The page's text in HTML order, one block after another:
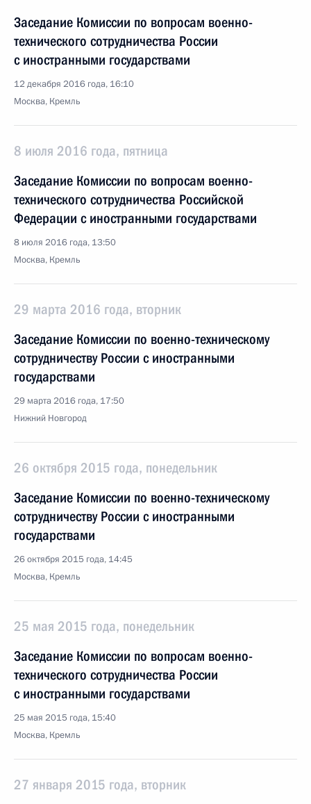
Заседание Комиссии по вопросам военно-
технического сотрудничества России
с иностранными государствами
12 декабря 2016 года, 16:10
Москва, Кремль
8 июля 2016 года, пятница
Заседание Комиссии по вопросам военно-
технического сотрудничества Российской
Федерации с иностранными государствами
8 июля 2016 года, 13:50
Москва, Кремль
29 марта 2016 года, вторник
Заседание Комиссии по военно-техническому
сотрудничеству России с иностранными
государствами
29 марта 2016 года, 17:50
Нижний Новгород
26 октября 2015 года, понедельник
Заседание Комиссии по военно-техническому
сотрудничеству России с иностранными
государствами
26 октября 2015 года, 14:45
Москва, Кремль
25 мая 2015 года, понедельник
Заседание Комиссии по вопросам военно-
технического сотрудничества России
с иностранными государствами
25 мая 2015 года, 15:40
Москва, Кремль
27 января 2015 года, вторник